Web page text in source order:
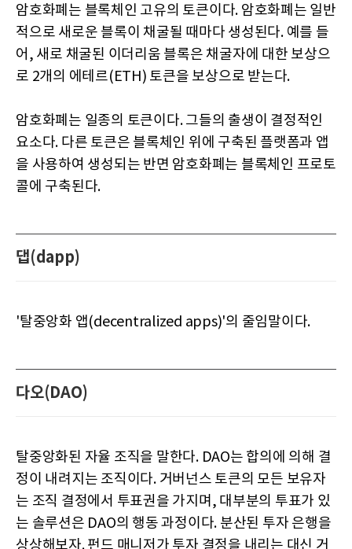
암호화폐는 블록체인 고유의 토큰이다. 암호화폐는 일반
적으로 새로운 블록이 채굴될 때마다 생성된다. 예를 들
어, 새로 채굴된 이더리움 블록은 채굴자에 대한 보상으
로 2개의 에테르(ETH) 토큰을 보상으로 받는다.
암호화폐는 일종의 토큰이다. 그들의 출생이 결정적인
요소다. 다른 토큰은 블록체인 위에 구축된 플랫폼과 앱
을 사용하여 생성되는 반면 암호화폐는 블록체인 프로토
콜에 구축된다.
댑(dapp)
'탈중앙화 앱(decentralized apps)'의 줄임말이다.
다오(DAO)
탈중앙화된 자율 조직을 말한다. DAO는 합의에 의해 결
정이 내려지는 조직이다. 거버넌스 토큰의 모든 보유자
는 조직 결정에서 투표권을 가지며, 대부분의 투표가 있
는 솔루션은 DAO의 행동 과정이다. 분산된 투자 은행을
상상해보자. 펀드 매니저가 투자 결정을 내리는 대신 거